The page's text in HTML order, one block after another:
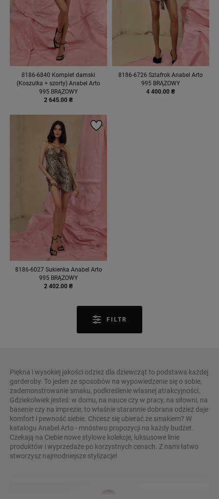
8186-6840 Komplet damski
(Koszulka + szorty) Anabel Arto
995 BRĄZOWY
2 645.00 ₴
8186-6726 Szlafrok Anabel Arto
995 BRĄZOWY
4 400.00 ₴
8186-6027 Sukienka Anabel Arto
995 BRĄZOWY
2 402.00 ₴
FILTR
Piękna i wysokiej jakości odzież dla dziewcząt to podstawa każdej
garderoby. To jeden ze sposobów na wypowiedzenie się o sobie,
zademonstrowanie smaku, podkreślenie własnej atrakcyjności.
Gdziekolwiek jesteś: w domu, na nauce czy w pracy, na siłowni, na
basenie czy na imprezie, to właśnie starannie dobrana odzież daje
komfort i pewność siebie. Chcesz się ubierać ze smakiem? W
katalogu Anabel Arto - mnóstwo propozycji na każdy budżet.
Czekają na Ciebie nowe stylowe kolekcje, luksusowe linie
produktów i wyprzedaże po korzystnych cenach. Z nami łatwo
stworzysz najmodniejsze stylizacje!